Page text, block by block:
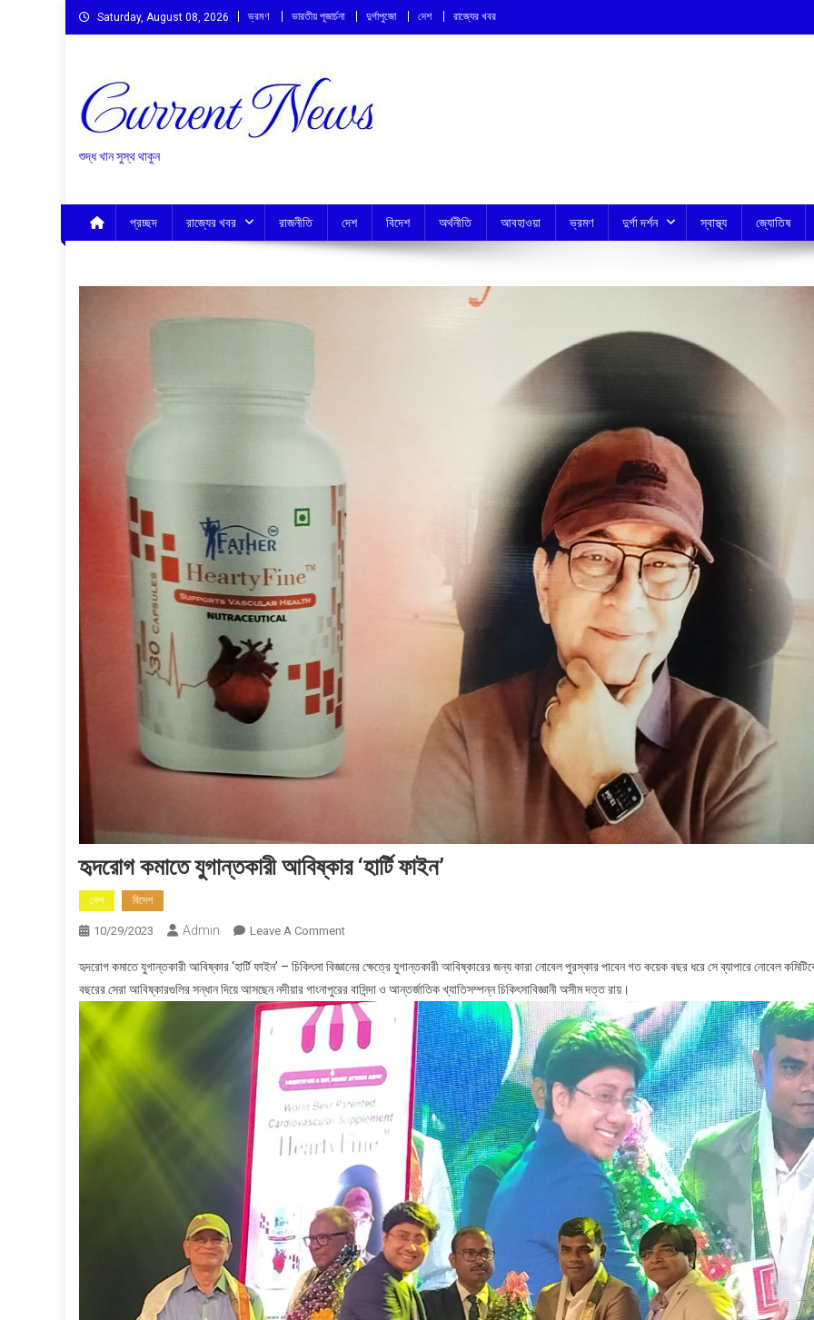
Skip
to
Saturday, August 08, 2026 ভ্রমণ ভারতীয় পূজার্চনা দুর্গাপুজো দেশ রাজ্যের খবর
শুদ্ধ খান সুস্থ থাকুন
প্রচ্ছদ রাজ্যের খবর রাজনীতি দেশ বিদেশ অর্থনীতি আবহাওয়া ভ্রমণ দুর্গা দর্শন স্বাস্থ্য জ্যোতিষ
হৃদরোগ কমাতে যুগান্তকারী আবিষ্কার ‘হার্টি ফাইন’
দেশ বিদেশ
10/29/2023 Admin Leave A CommentOn
কমাতে
যুগান্তকারী
আবিষ্কার
‘হার্টি
হৃদরোগ কমাতে যুগান্তকারী আবিষ্কার ‘হার্টি ফাইন’ – চিকিৎসা বিজ্ঞানের ক্ষেত্রে যুগান্তকারী আবিষ্কারের জন্য কারা নোবেল পুরস্কার পাবেন গত কয়েক বছর ধরে সে ব্যাপারে নোবেল
বছরের সেরা আবিষ্কারগুলির সন্ধান দিয়ে আসছেন নদীয়ার গাংনাপুরের বাসিন্দা ও আন্তর্জাতিক খ্যাতিসম্পন্ন চিকিৎসাবিজ্ঞানী অসীম দত্ত রায়।